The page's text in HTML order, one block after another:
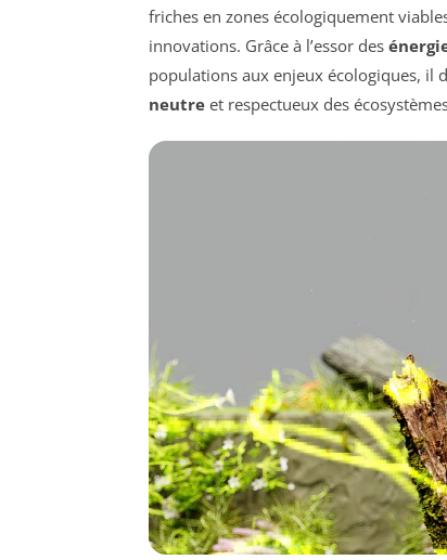
friches en zones écologiquement
innovations. Grâce à l’essor des
populations aux enjeux écologiques, il
neutre et respectueux des